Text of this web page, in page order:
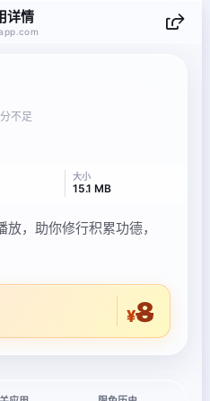
详情
不足
大小
15.1 MB
，助你修行积累功德，
¥8